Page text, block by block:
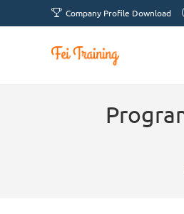
Company Profile Download